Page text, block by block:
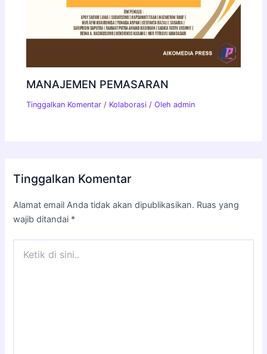
MANAJEMEN PEMASARAN
Tinggalkan Komentar / Kolaborasi / Olehadmin
Tinggalkan Komentar
Alamat email Anda tidak akan dipublikasikan. Ruas yang
wajib ditandai *